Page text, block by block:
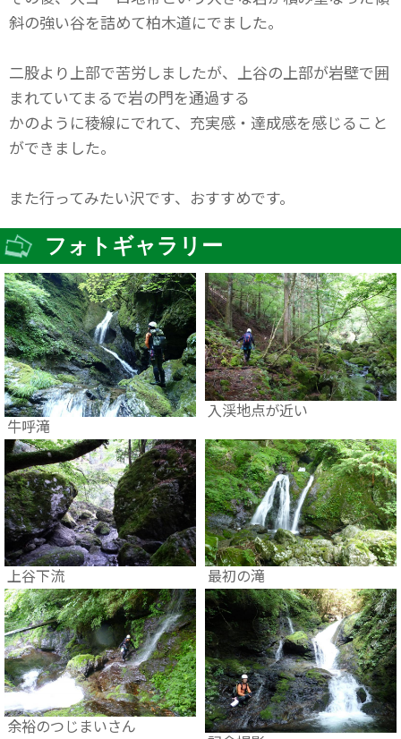
斜の強い谷を詰めて柏木道にでました。
二股より上部で苦労しましたが、上谷の上部が岩壁で囲
まれていてまるで岩の門を通過する
かのように稜線にでれて、充実感・達成感を感じること
ができました。
また行ってみたい沢です、おすすめです。
フォトギャラリー
牛呼滝
入渓地点が近い
上谷下流 最初の滝
余裕のつじまいさん